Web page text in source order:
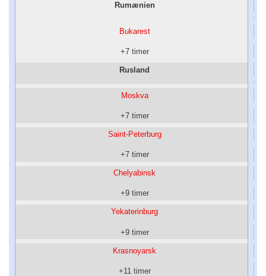
Rumænien
Bukarest
+7 timer
Rusland
Moskva
+7 timer
Saint-Peterburg
+7 timer
Chelyabinsk
+9 timer
Yekaterinburg
+9 timer
Krasnoyarsk
+11 timer